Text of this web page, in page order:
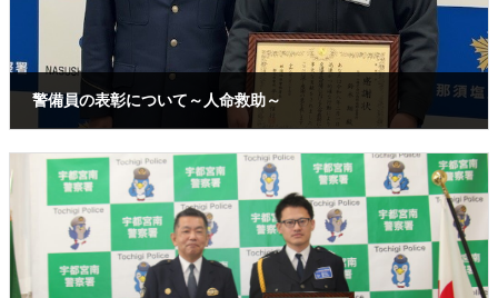
警備員の表彰について～人命救助～